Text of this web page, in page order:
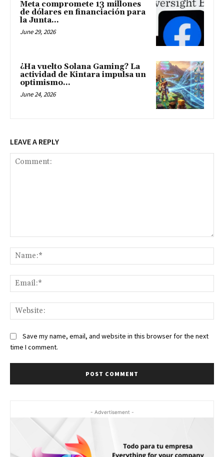
Meta compromete 13 millones
de dólares en financiación para
la Junta...
June 29, 2026
¿Ha vuelto Solana Gaming? La
actividad de Kintara impulsa un
optimismo...
June 24, 2026
LEAVE A REPLY
Save my name, email, and website in this browser for the next
time I comment.
- Advertisement -